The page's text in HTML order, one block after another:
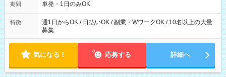
期間 単発・1日のみOK
特徴
週1日からOK / 日払いOK / 副業・WワークOK / 10名以上の大量
募集
気になる！ 応募する 詳細へ